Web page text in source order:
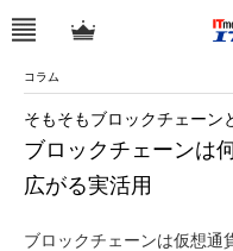
コラム
ブロックチェーンは
広がる実活用
そもそもブロックチェーン
ブロックチェーンは仮想通